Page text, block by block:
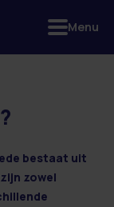
bestaat uit
zowel
Menu